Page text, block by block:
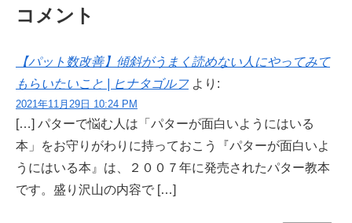
コメント
【パット数改善】傾斜がうまく読めない人にやってみて
もらいたいこと | ヒナタゴルフ より:
2021年11月29日 10:24 PM
[…] パターで悩む人は「パターが面白いようにはいる
本」をお守りがわりに持っておこう『パターが面白いよ
うにはいる本』は、２００７年に発売されたパター教本
です。盛り沢山の内容で […]